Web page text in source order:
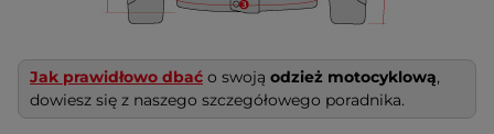
Jak prawidłowo dbać o swoją odzież motocyklową,
dowiesz się z naszego szczegółowego poradnika.